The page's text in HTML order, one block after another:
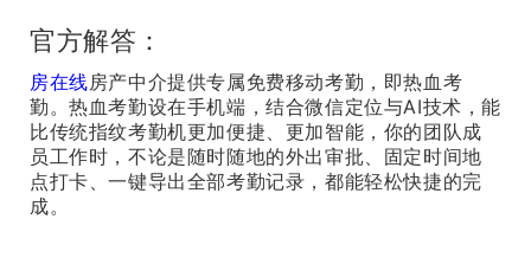
官方解答：
房在线房产中介提供专属免费移动考勤，即热血考
勤。热血考勤设在手机端，结合微信定位与AI技术，能
比传统指纹考勤机更加便捷、更加智能，你的团队成
员工作时，不论是随时随地的外出审批、固定时间地
点打卡、一键导出全部考勤记录，都能轻松快捷的完
成。